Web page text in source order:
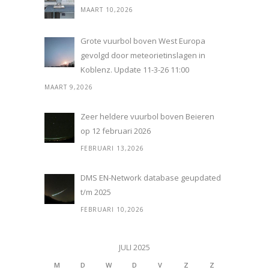
MAART 10,2026
Grote vuurbol boven West Europa
gevolgd door meteorietinslagen in
Koblenz. Update 11-3-26 11:00
MAART 9,2026
Zeer heldere vuurbol boven Beieren
op 12 februari 2026
FEBRUARI 13,2026
DMS EN-Network database geupdated
t/m 2025
FEBRUARI 10,2026
JULI 2025
M D W D V Z
Z